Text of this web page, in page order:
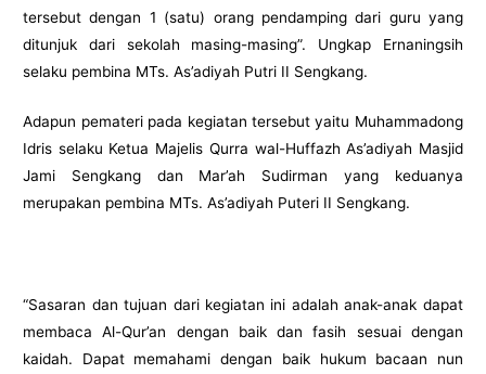
tersebut dengan 1 (satu) orang pendamping dari guru yang
ditunjuk dari sekolah masing-masing”. Ungkap Ernaningsih
selaku pembina MTs. As’adiyah Putri II Sengkang.
Adapun pemateri pada kegiatan tersebut yaitu Muhammadong
Idris selaku Ketua Majelis Qurra wal-Huffazh As’adiyah Masjid
Jami Sengkang dan Mar’ah Sudirman yang keduanya
merupakan pembina MTs. As’adiyah Puteri II Sengkang.
“Sasaran dan tujuan dari kegiatan ini adalah anak-anak dapat
membaca Al-Qur’an dengan baik dan fasih sesuai dengan
kaidah. Dapat memahami dengan baik hukum bacaan nun